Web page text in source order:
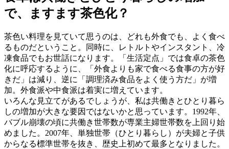
で、ますます茶色化？
茶色い料理を見ていて思うのは、どれも外食でも、よく食べ
るものだということ。同時に、レトルトやインスタント、冷
凍食品でもお世話になります。「生活定点」では食卓の茶色
化に呼応するように、「外食よりも家で食べる食事の方が好
きだ」は減り、逆に「調理済み食品をよく使う方だ」が増
加。外食派や中食派は着実に増えています。
いろんな見立てがあるでしょうが、私は共働きとひとり暮ら
しの増加が大きな要因ではないかと思っています。1992年、
バブル崩壊の頃に共働き世帯数が専業主婦世帯数を上回り始
めました。2007年、単独世帯（ひとり暮らし）が夫婦と子供
からなる標準世帯を抜き、歴史上初めて最多となりました。